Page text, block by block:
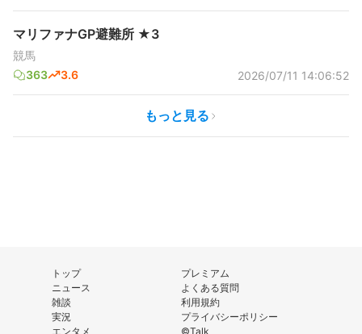
マリファナGP避難所 ★3
競馬
363
3.6 2026/07/11 14:06:52
もっと見る
トップ
ニュース
雑談
実況
エンタメ
プレミアム
よくある質問
利用規約
プライバシーポリシー
©Talk